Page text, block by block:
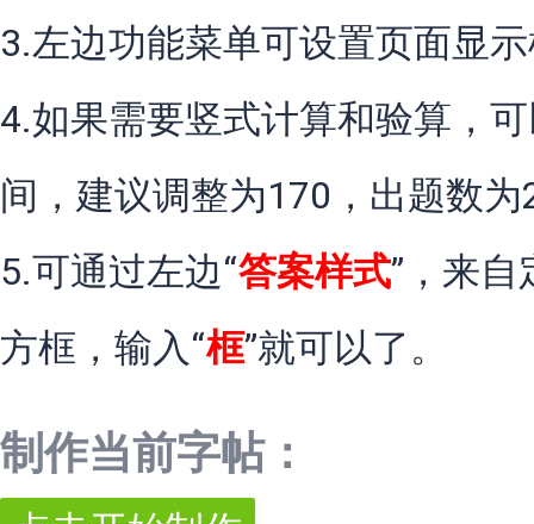
3.左边功能菜单可设置页面显
4.如果需要竖式计算和验算，
间，建议调整为170，出题数
5.可通过左边“答案样式”，来
方框，输入“框”就可以了。
制作当前字帖：